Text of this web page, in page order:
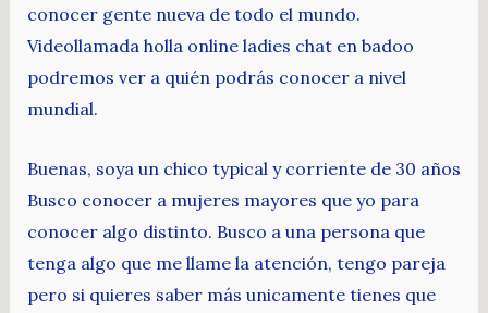
conocer gente nueva de todo el mundo.
Videollamada holla online ladies chat en badoo
podremos ver a quién podrás conocer a nivel
mundial.
Buenas, soya un chico typical y corriente de 30 años
Busco conocer a mujeres mayores que yo para
conocer algo distinto. Busco a una persona que
tenga algo que me llame la atención, tengo pareja
pero si quieres saber más unicamente tienes que